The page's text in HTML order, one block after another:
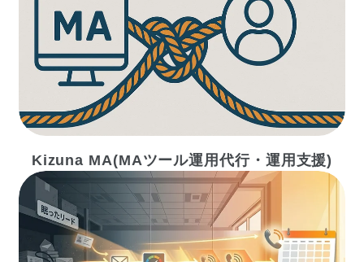
Kizuna MA(MAツール運用代行・運用支援)